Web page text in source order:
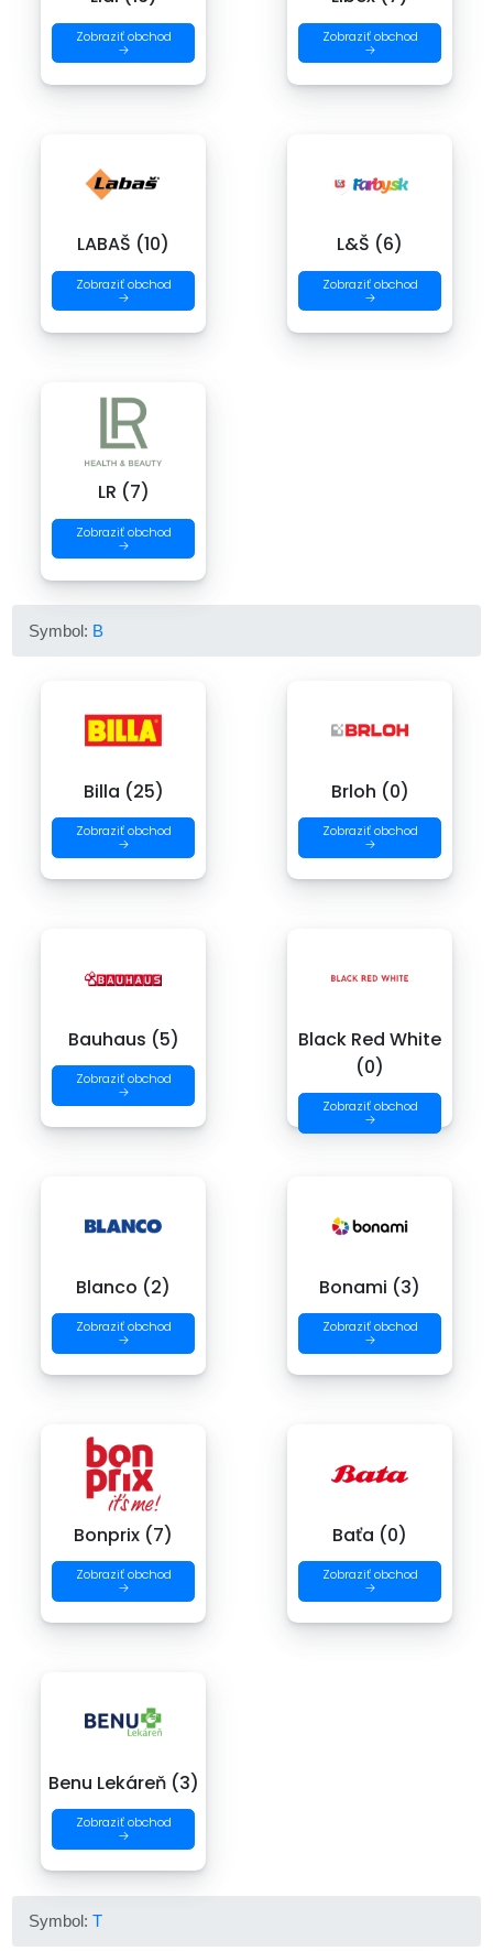
Zobraziť obchod
→
Zobraziť obchod
→
LABAŠ (10)
Zobraziť obchod
→
L&Š (6)
Zobraziť obchod
→
LR (7)
Zobraziť obchod
→
Symbol: B
Billa (25)
Zobraziť obchod
→
Brloh (0)
Zobraziť obchod
→
Bauhaus (5)
Zobraziť obchod
→
Black Red White
(0)
Zobraziť obchod
→
Blanco (2)
Zobraziť obchod
→
Bonami (3)
Zobraziť obchod
→
Bonprix (7)
Zobraziť obchod
→
Baťa (0)
Zobraziť obchod
→
Benu Lekáreň (3)
Zobraziť obchod
→
Symbol:T